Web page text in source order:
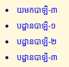
យមកបាឡិ-៣
បដ្ឋានបាឡិ-១
បដ្ឋានបាឡិ-២
បដ្ឋានបាឡិ-៣